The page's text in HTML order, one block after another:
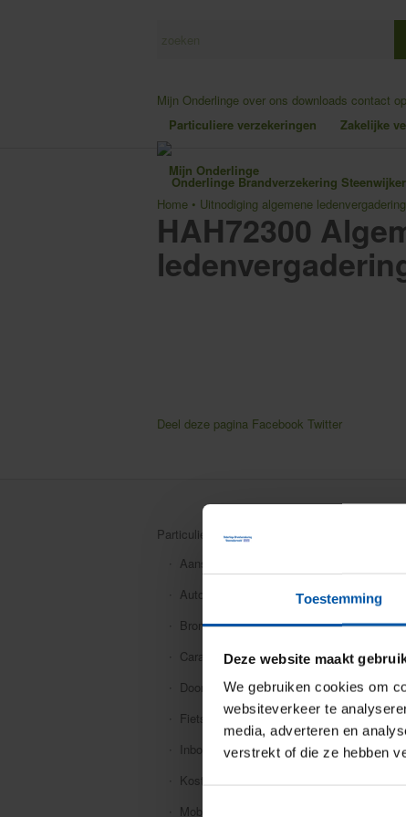
Toestemming
Deze website maakt
We gebruiken cookies om
websiteverkeer te
media, adverteren en
verstrekt of die ze hebben
Mijn Onderlinge over ons downloads contact
Particuliere verzekeringen
Zakelijke
Mijn Onderlinge
Home • Uitnodiging algemene ledenvergadering
HAH72300
Deel deze pagina Facebook Twitter
Particuliere verzekeringen
Aansprakelijkheid
Auto
Bromfiets
Caravan
Doorlopende reis
Fiets
Inboedel
Kostbaarheden
Mobiele dekking